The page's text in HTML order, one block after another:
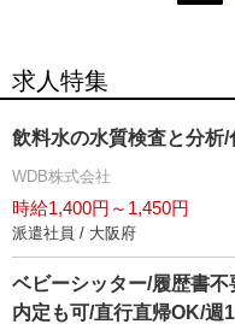
求人特集
飲料水の水質検査と分析/
WDB株式会社
時給1,400円～1,450円
派遣社員 / 大阪府
ベビーシッター/履歴書
内定も可/直行直帰OK/週